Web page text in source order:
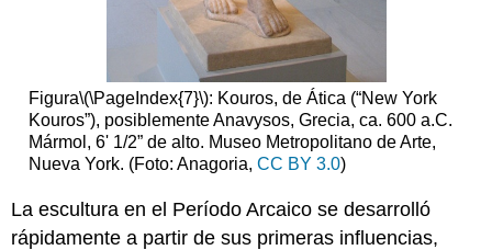
Figura\(\PageIndex{7}\): Kouros, de Ática (“New York
Kouros”), posiblemente Anavysos, Grecia, ca. 600 a.C.
Mármol, 6' 1/2” de alto. Museo Metropolitano de Arte,
Nueva York. (Foto: Anagoria, CC BY 3.0)
La escultura en el Período Arcaico se desarrolló
rápidamente a partir de sus primeras influencias,